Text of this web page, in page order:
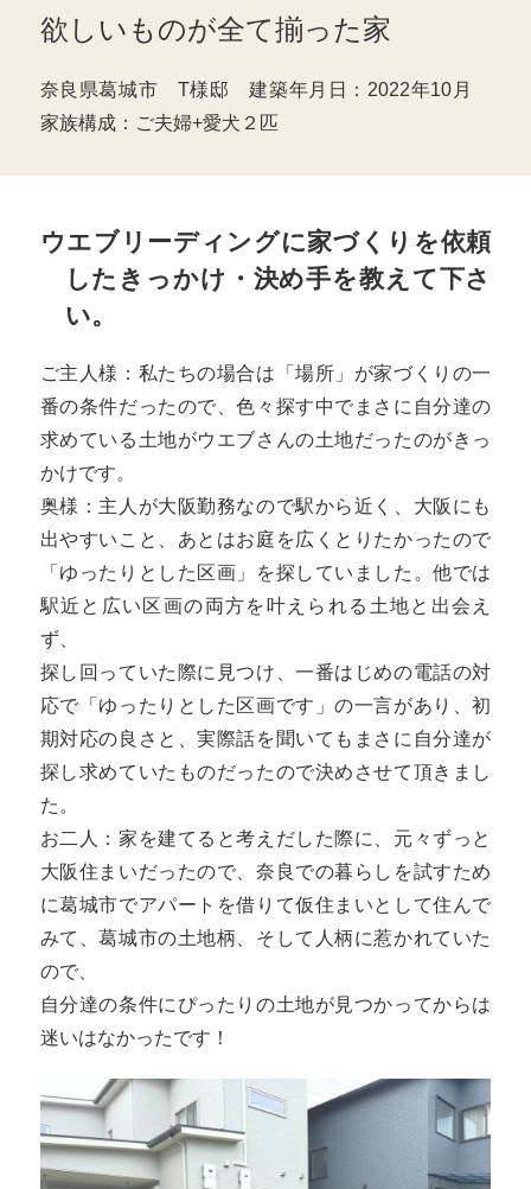
欲しいものが全て揃った家
奈良県葛城市 T様邸 建築年月日：2022年10月
家族構成：ご夫婦+愛犬２匹
ウエブリーディングに家づくりを依頼
したきっかけ・決め手を教えて下さ
い。
ご主人様：私たちの場合は「場所」が家づくりの一
番の条件だったので、色々探す中でまさに自分達の
求めている土地がウエブさんの土地だったのがきっ
かけです。
奥様：主人が大阪勤務なので駅から近く、大阪にも
出やすいこと、あとはお庭を広くとりたかったので
「ゆったりとした区画」を探していました。他では
駅近と広い区画の両方を叶えられる土地と出会え
ず、
探し回っていた際に見つけ、一番はじめの電話の対
応で「ゆったりとした区画です」の一言があり、初
期対応の良さと、実際話を聞いてもまさに自分達が
探し求めていたものだったので決めさせて頂きまし
た。
お二人：家を建てると考えだした際に、元々ずっと
大阪住まいだったので、奈良での暮らしを試すため
に葛城市でアパートを借りて仮住まいとして住んで
みて、葛城市の土地柄、そして人柄に惹かれていた
ので、
自分達の条件にぴったりの土地が見つかってからは
迷いはなかったです！